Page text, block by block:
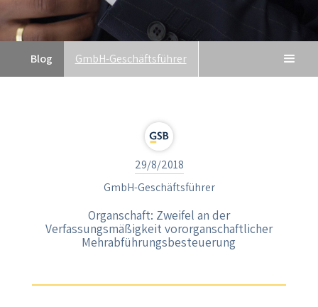
Blog GmbH-Geschäftsführer
Organschaft: Zweifel an der
Verfassungsmäßigkeit vororganschaftlicher
Mehrabführungsbesteuerung
29/8/2018
GmbH-Geschäftsführer